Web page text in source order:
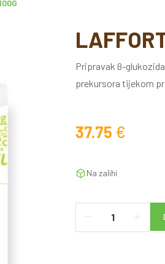
Pripravak ß-
prekursora tijekom
37.75 €
Na zalihi